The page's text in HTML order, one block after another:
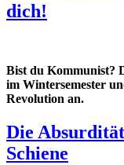
dich!
Bist du Kommunist?
im Wintersemester
Revolution an.
Die
Schiene